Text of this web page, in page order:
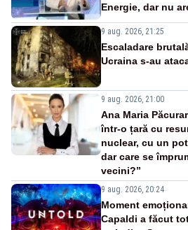
Energie, dar nu
9 aug. 2026, 21:25
Escaladare
Ucraina s-au
9 aug. 2026, 21:00
Ana Maria
într-o țară cu
nuclear, cu un
dar care se
vecini?”
9 aug. 2026, 20:24
Moment
Capaldi a făcut